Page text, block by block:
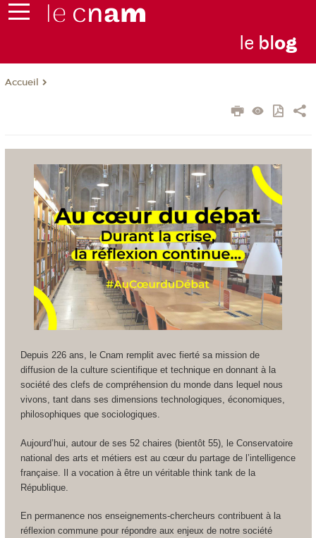
le blog
Accueil
Depuis 226 ans, le Cnam remplit avec fierté sa mission de
diffusion de la culture scientifique et technique en donnant à la
société des clefs de compréhension du monde dans lequel nous
vivons, tant dans ses dimensions technologiques, économiques,
philosophiques que sociologiques.
Aujourd’hui, autour de ses 52 chaires (bientôt 55), le Conservatoire
national des arts et métiers est au cœur du partage de l’intelligence
française. Il a vocation à être un véritable think tank de la
République.
En permanence nos enseignements-chercheurs contribuent à la
réflexion commune pour répondre aux enjeux de notre société